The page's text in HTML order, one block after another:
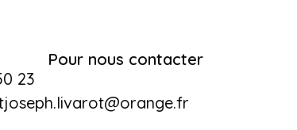
Pour nous contacter
23